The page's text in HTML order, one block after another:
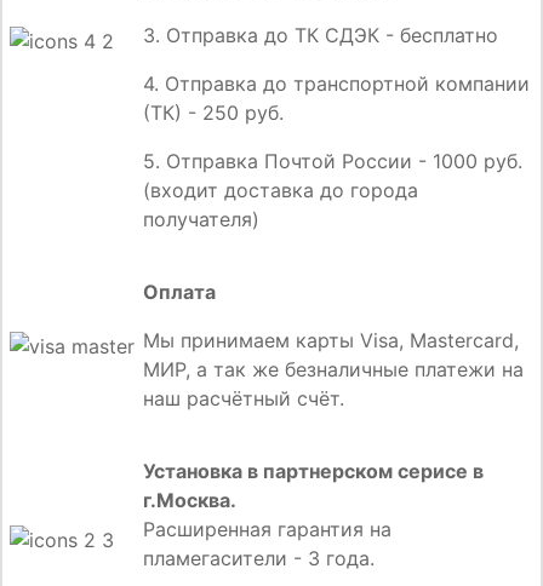
3. Отправка до ТК СДЭК - бесплатно
4. Отправка до транспортной компании
(ТК) - 250 руб.
5. Отправка Почтой России - 1000 руб.
(входит доставка до города
получателя)
Оплата
Мы принимаем карты Visa, Mastercard,
МИР, а так же безналичные платежи на
наш расчётный счёт.
Установка в партнерском серисе в
г.Москва.
Расширенная гарантия на
пламегасители - 3 года.